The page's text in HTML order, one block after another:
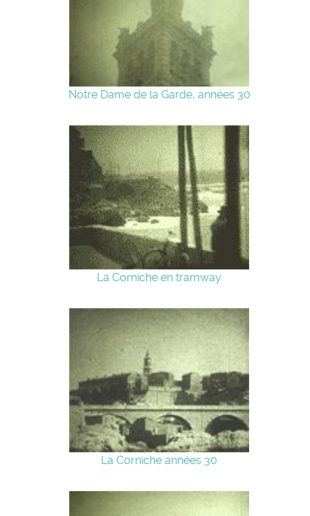
Notre Dame de la Garde, années 30
La Corniche en tramway
La Corniche années 30